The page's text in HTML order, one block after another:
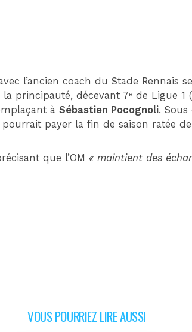
l’ancien coach du Stade Rennais
la principauté, décevant 7ᵉ de Ligue 1
àSébastien Pocognoli.
pourrait payer la fin de saison ratée
que l’OM « maintient des
VOUS POURRIEZ LIRE AUSSI